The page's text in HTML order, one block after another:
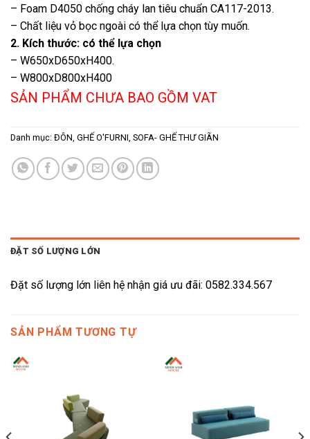
– Foam D4050 chống cháy lan tiêu chuẩn CA117-2013.
– Chất liệu vỏ bọc ngoài có thể lựa chọn tùy muốn.
2. Kích thước: có thể lựa chọn
– W650xD650xH400.
– W800xD800xH400
SẢN PHẨM CHƯA BAO GỒM VAT
Danh mục: ĐÔN GHẾ O'FURNI SOFA- GHẾ THƯ GIÃN
ĐẶT SỐ LƯỢNG LỚN
Đặt số lượng lớn liên hệ nhận giá ưu đãi: 0582.334.567
SẢN PHẨM TƯƠNG TỰ